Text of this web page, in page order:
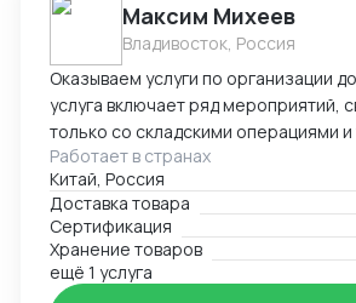
Максим Михеев
Владивосток, Россия
Оказываем услуги по организации
услуга включает ряд мероприятий,
только со складскими операциями
сопровождением. В нее также
оформление, помощь в заполнении
сопроводительной и
документации.
Работает в странах
Китай, Россия
Доставка товара
Сертификация
Хранение товаров
ещё 1 услуга